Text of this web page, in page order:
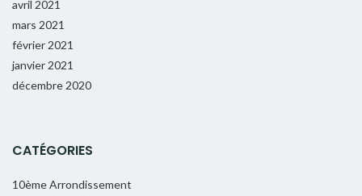
avril 2021
mars 2021
février 2021
janvier 2021
décembre 2020
CATÉGORIES
10ème Arrondissement